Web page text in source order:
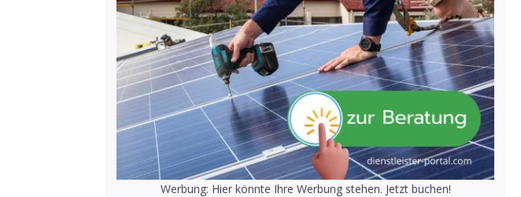
Werbung: Hier könnte Ihre Werbung stehen. Jetzt buchen!